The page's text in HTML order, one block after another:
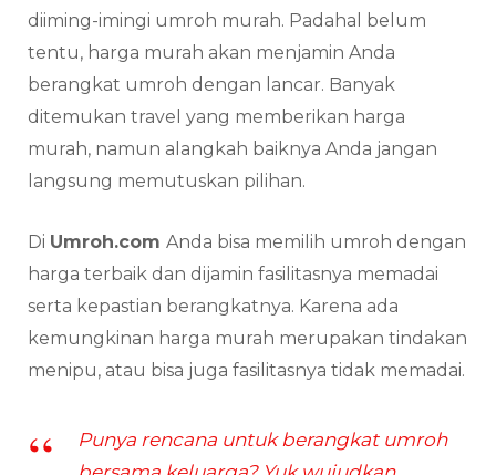
diiming-imingi umroh murah. Padahal belum
tentu, harga murah akan menjamin Anda
berangkat umroh dengan lancar. Banyak
ditemukan travel yang memberikan harga
murah, namun alangkah baiknya Anda jangan
langsung memutuskan pilihan.
Di Umroh.com Anda bisa memilih umroh dengan
harga terbaik dan dijamin fasilitasnya memadai
serta kepastian berangkatnya. Karena ada
kemungkinan harga murah merupakan tindakan
menipu, atau bisa juga fasilitasnya tidak memadai.
Punya rencana untuk berangkat umroh